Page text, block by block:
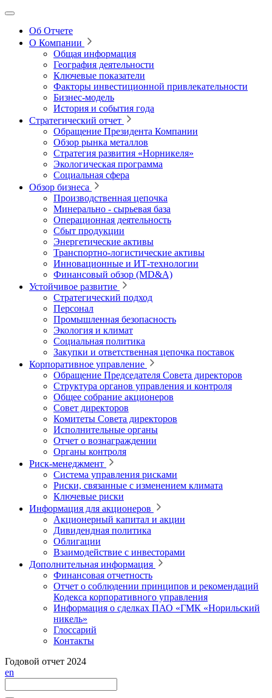
Об Отчете
О Компании
Общая информация
География деятельности
Ключевые показатели
Факторы инвестиционной привлекательности
Бизнес-модель
История и события года
Стратегический отчет
Обращение Президента Компании
Обзор рынка металлов
Стратегия развития «Норникеля»
Экологическая программа
Социальная сфера
Обзор бизнеса
Производственная цепочка
Минерально ‑ сырьевая база
Операционная деятельность
Сбыт продукции
Энергетические активы
Транспортно-логистические активы
Инновационные и ИТ‑технологии
Финансовый обзор (MD&A)
Устойчивое развитие
Стратегический подход
Персонал
Промышленная безопасность
Экология и климат
Социальная политика
Закупки и ответственная цепочка поставок
Корпоративное управление
Обращение Председателя Совета директоров
Структура органов управления и контроля
Общее собрание акционеров
Совет директоров
Комитеты Совета директоров
Исполнительные органы
Отчет о вознаграждении
Органы контроля
Риск-менеджмент
Система управления рисками
Риски, связанные с изменением климата
Ключевые риски
Информация для акционеров
Акционерный капитал и акции
Дивидендная политика
Облигации
Взаимодействие с инвесторами
Дополнительная информация
Финансовая отчетность
Отчет о соблюдении принципов и рекомендаций
Кодекса корпоративного управления
Информация о сделках ПАО «ГМК «Норильский
никель»
Глоссарий
Контакты
Годовой отчет 2024
en